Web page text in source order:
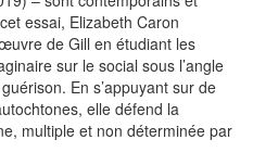
essai, Elizabeth Caron
de Gill en étudiant les
sur le social sous l’angle
En s’appuyant sur de
elle défend la
multiple et non déterminée par